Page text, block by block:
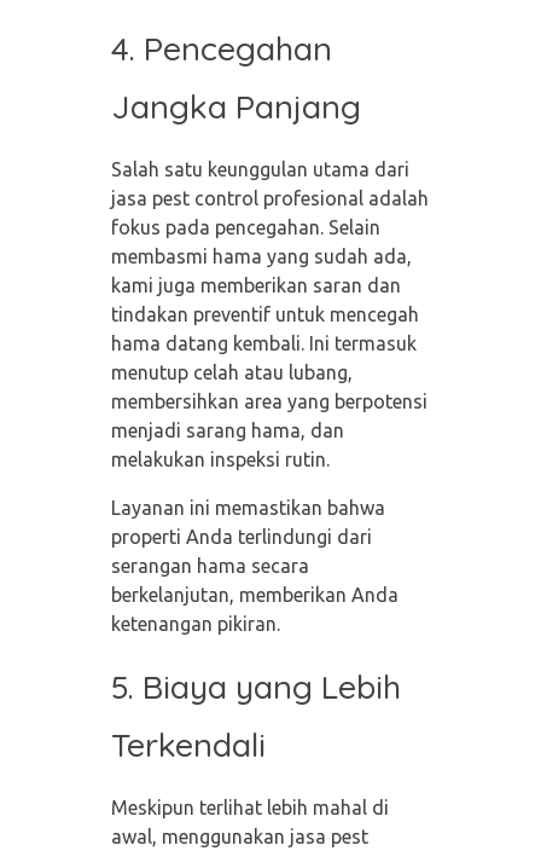
4. Pencegahan
Jangka Panjang
Salah satu keunggulan utama dari
jasa pest control profesional adalah
fokus pada pencegahan. Selain
membasmi hama yang sudah ada,
kami juga memberikan saran dan
tindakan preventif untuk mencegah
hama datang kembali. Ini termasuk
menutup celah atau lubang,
membersihkan area yang berpotensi
menjadi sarang hama, dan
melakukan inspeksi rutin.
Layanan ini memastikan bahwa
properti Anda terlindungi dari
serangan hama secara
berkelanjutan, memberikan Anda
ketenangan pikiran.
5. Biaya yang Lebih
Terkendali
Meskipun terlihat lebih mahal di
awal, menggunakan jasa pest